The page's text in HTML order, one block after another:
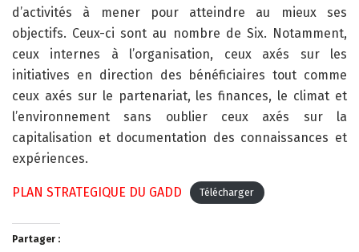
d’activités à mener pour atteindre au mieux ses
objectifs. Ceux-ci sont au nombre de Six. Notamment,
ceux internes à l’organisation, ceux axés sur les
initiatives en direction des bénéficiaires tout comme
ceux axés sur le partenariat, les finances, le climat et
l’environnement sans oublier ceux axés sur la
capitalisation et documentation des connaissances et
expériences.
PLAN STRATEGIQUE DU GADD Télécharger
Partager :